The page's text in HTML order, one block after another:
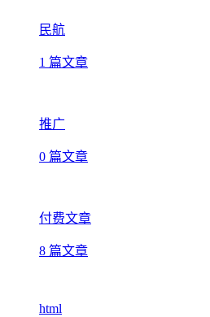
民航
1 篇文章
推广
0 篇文章
付费文章
8 篇文章
html